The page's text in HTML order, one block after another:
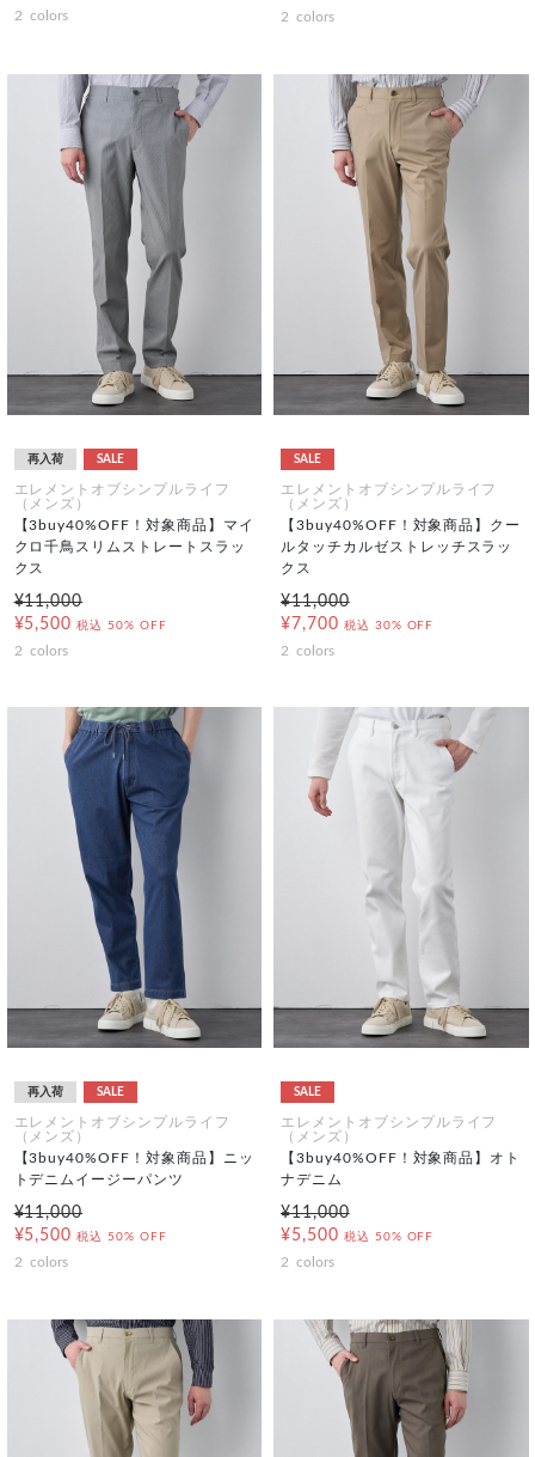
2 colors 2 colors
再入荷 SALE
エレメントオブシンプルライフ
（メンズ）
【3buy40%OFF！対象商品】マイ
クロ千鳥スリムストレートスラッ
クス
¥11,000
¥5,500 税込 50% OFF
2 colors
SALE
エレメントオブシンプルライフ
（メンズ）
【3buy40%OFF！対象商品】クー
ルタッチカルゼストレッチスラッ
クス
¥11,000
¥7,700 税込 30% OFF
2 colors
再入荷 SALE
エレメントオブシンプルライフ
（メンズ）
【3buy40%OFF！対象商品】ニッ
トデニムイージーパンツ
¥11,000
¥5,500 税込 50% OFF
2 colors
SALE
エレメントオブシンプルライフ
（メンズ）
【3buy40%OFF！対象商品】オト
ナデニム
¥11,000
¥5,500 税込 50% OFF
2 colors